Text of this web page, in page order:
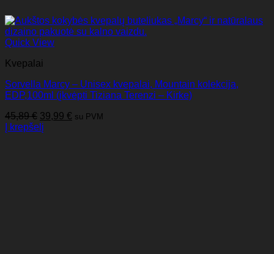
Quick View
Kvepalai
Sorvella Marcy – Unisex kvepalai, Mountain kolekcija,
EDP,100ml (įkvėpti Tiziana Terenzi – Kirke)
45,89€ Original
price
39,99 € Current
su PVM
Į krepšelį